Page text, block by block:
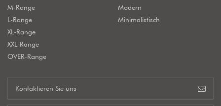
M-Range
L-Range
XL-Range
XXL-Range
OVER-Range
Modern
Minimalistisch
Kontaktieren Sie uns